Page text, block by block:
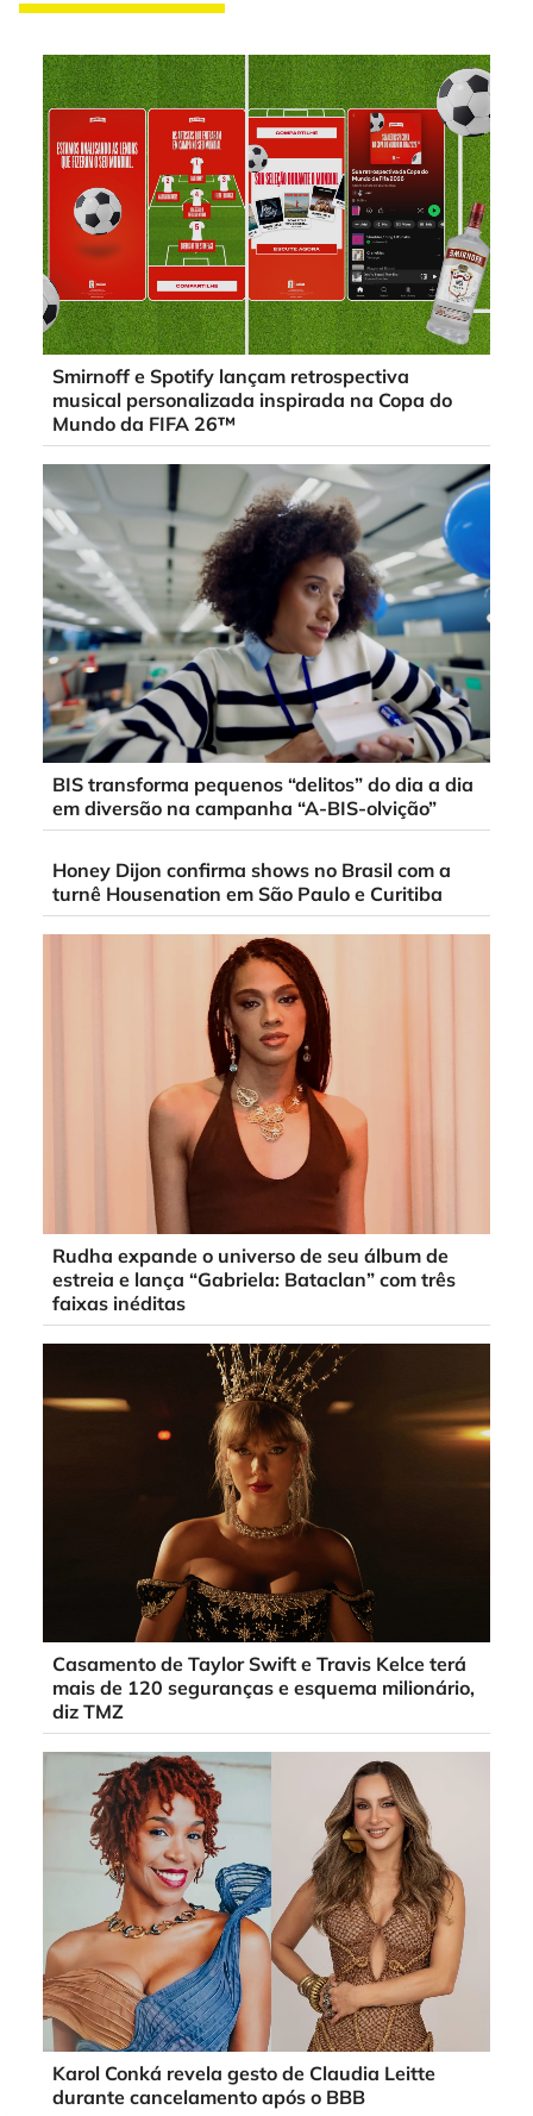
Smirnoff e Spotify lançam retrospectiva
musical personalizada inspirada na Copa do
Mundo da FIFA 26™
BIS transforma pequenos “delitos” do dia a dia
em diversão na campanha “A-BIS-olvição”
Honey Dijon confirma shows no Brasil com a
turnê Housenation em São Paulo e Curitiba
Rudha expande o universo de seu álbum de
estreia e lança “Gabriela: Bataclan” com três
faixas inéditas
Casamento de Taylor Swift e Travis Kelce terá
mais de 120 seguranças e esquema milionário,
diz TMZ
Karol Conká revela gesto de Claudia Leitte
durante cancelamento após o BBB